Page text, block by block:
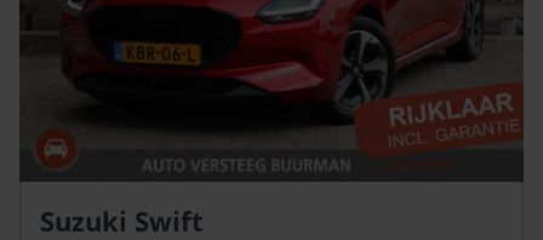
Suzuki Swift